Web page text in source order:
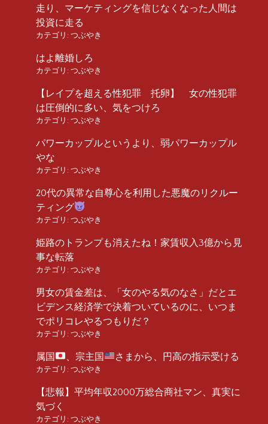
走り、マーケティングを信じなくなった人間は
投資に走る
カテゴリ: つぶやき
はよ離婚しろ
カテゴリ: つぶやき
【レイプを超える性犯罪 托卵】 女の性犯罪
は圧倒的に多い、気をつけろ
カテゴリ: つぶやき
パワーカップルというより、弱パワーカップル
やな
カテゴリ: つぶやき
20代の異常な自尊心を利用した悪魔のリクルー
ティング
カテゴリ: つぶやき
姫路のトランプも消えたね！家賃収入3億から見
事な転落
カテゴリ: つぶやき
男女の賃金差は、「女のやる気のなさ」だとエ
ビデンス経済学で決着ついているのに、いつま
でポリコレやるつもりだ？
カテゴリ: つぶやき
属国 、宗主国 さまから、円高の指示受ける
カテゴリ: つぶやき
【悲報】平均年収2000万総合商社マン、真実に
気づく
カテゴリ: つぶやき